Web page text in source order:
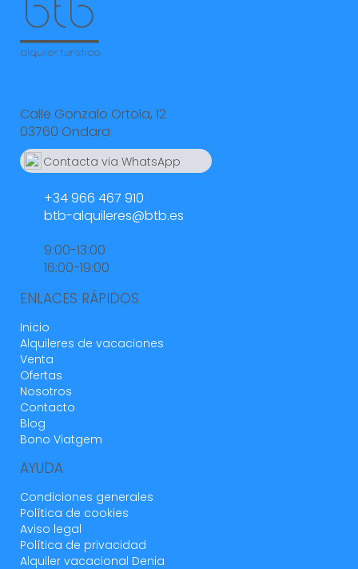
Calle Gonzalo Ortola, 12
03760 Ondara
Contacta via WhatsApp
+34 966 467 910
btb-alquileres@btb.es
9:00-13:00
16:00-19:00
ENLACES RÁPIDOS
Inicio
Alquileres de vacaciones
Venta
Ofertas
Nosotros
Contacto
Blog
Bono Viatgem
AYUDA
Condiciones generales
Política de cookies
Aviso legal
Política de privacidad
Alquiler vacacional Denia